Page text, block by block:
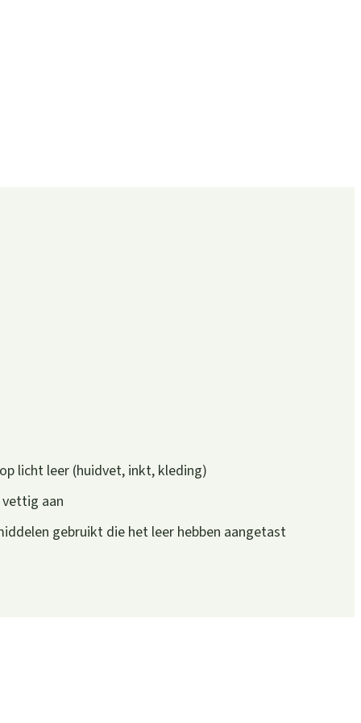
licht leer (huidvet, inkt, kleding)
aan
gebruikt die het leer hebben aangetast